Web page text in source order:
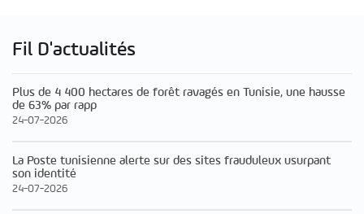
Fil D'actualités
Plus de 4 400 hectares de forêt ravagés en Tunisie, une hausse
de 63% par rapp
24-07-2026
La Poste tunisienne alerte sur des sites frauduleux usurpant
son identité
24-07-2026